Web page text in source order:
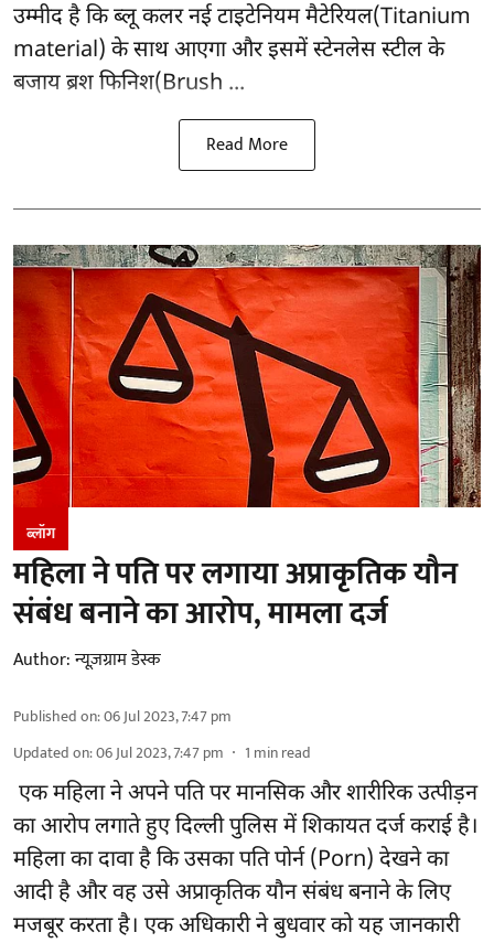
उम्मीद है कि ब्लू कलर नई टाइटेनियम मैटेरियल(Titanium
material) के साथ आएगा और इसमें स्टेनलेस स्टील के
बजाय ब्रश फिनिश(Brush ...
Read More
ब्लॉग
महिला ने पति पर लगाया अप्राकृतिक यौन
संबंध बनाने का आरोप, मामला दर्ज
Author:न्यूज़ग्राम डेस्क
Published on:06 Jul 2023, 7:47 pm
Updated on:06 Jul 2023, 7:47 pm 1 min read
एक महिला ने अपने पति पर मानसिक और शारीरिक उत्पीड़न
का आरोप लगाते हुए दिल्ली पुलिस में शिकायत दर्ज कराई है।
महिला का दावा है कि उसका पति पोर्न (Porn) देखने का
आदी है और वह उसे अप्राकृतिक यौन संबंध बनाने के लिए
मजबूर करता है। एक अधिकारी ने बुधवार को यह जानकारी